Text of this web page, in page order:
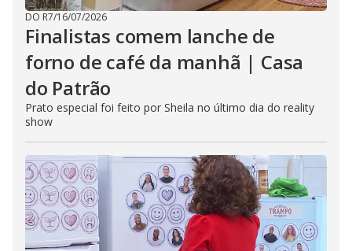
DO R7/16/07/2026
Finalistas comem lanche de
forno de café da manhã | Casa
do Patrão
Prato especial foi feito por Sheila no último dia do reality
show